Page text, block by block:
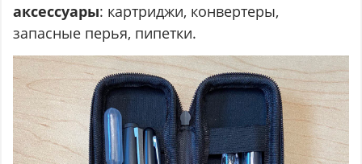
аксессуары: картриджи, конвертеры,
запасные перья, пипетки.